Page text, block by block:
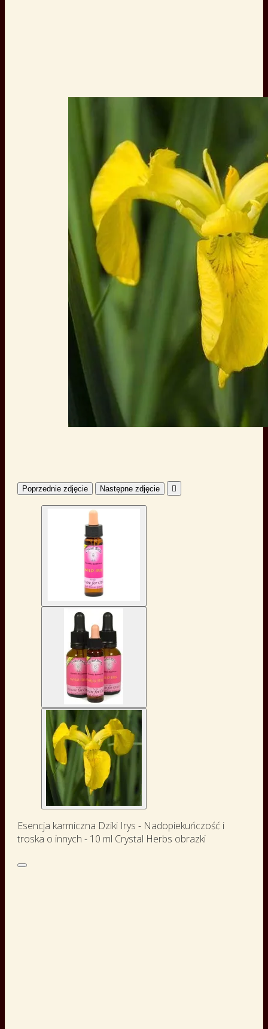
Poprzednie zdjęcie Następne zdjęcie 
Esencja karmiczna Dziki Irys - Nadopiekuńczość i
troska o innych - 10 ml Crystal Herbs obrazki